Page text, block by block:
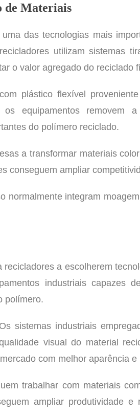
de Materiais
das tecnologias mais
utilizam sistemas
o valor agregado do reciclado
plástico flexível
equipamentos removem a
do polímero reciclado.
a transformar materiais
conseguem ampliar
normalmente integram
recicladores a escolherem
industriais capazes
polímero.
Os sistemas industriais
visual do material
com melhor aparência
trabalhar com materiais
ampliar produtividade